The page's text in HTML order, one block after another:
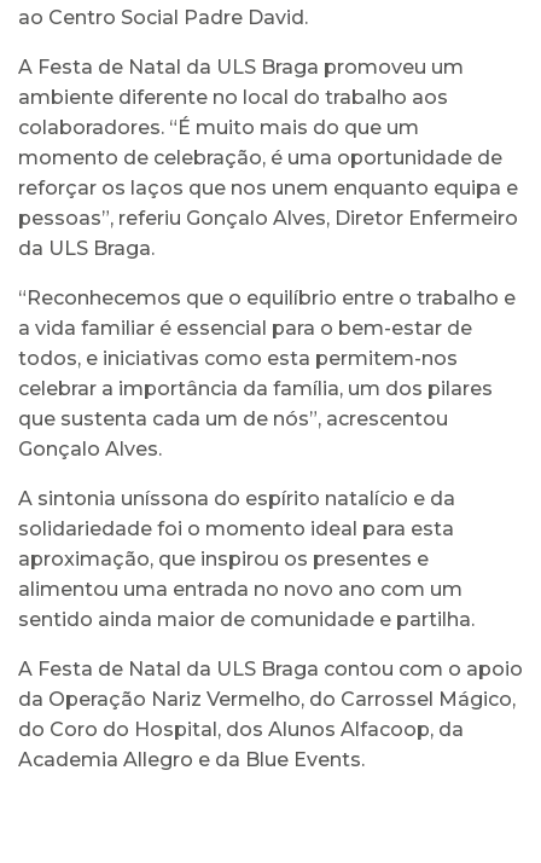
ao Centro Social Padre David.
A Festa de Natal da ULS Braga promoveu um
ambiente diferente no local do trabalho aos
colaboradores. “É muito mais do que um
momento de celebração, é uma oportunidade de
reforçar os laços que nos unem enquanto equipa e
pessoas”, referiu Gonçalo Alves, Diretor Enfermeiro
da ULS Braga.
“Reconhecemos que o equilíbrio entre o trabalho e
a vida familiar é essencial para o bem-estar de
todos, e iniciativas como esta permitem-nos
celebrar a importância da família, um dos pilares
que sustenta cada um de nós”, acrescentou
Gonçalo Alves.
A sintonia uníssona do espírito natalício e da
solidariedade foi o momento ideal para esta
aproximação, que inspirou os presentes e
alimentou uma entrada no novo ano com um
sentido ainda maior de comunidade e partilha.
A Festa de Natal da ULS Braga contou com o apoio
da Operação Nariz Vermelho, do Carrossel Mágico,
do Coro do Hospital, dos Alunos Alfacoop, da
Academia Allegro e da Blue Events.